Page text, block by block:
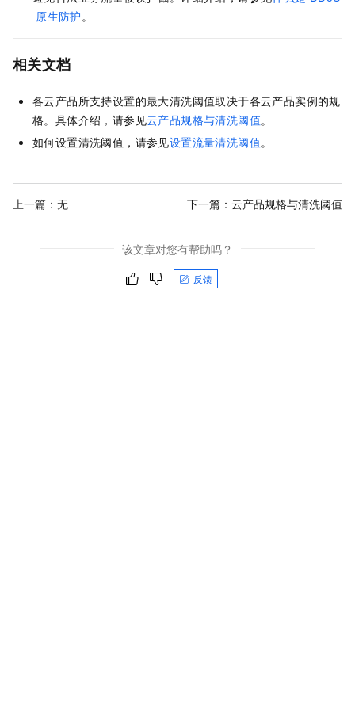
原生防护 。
相关文档
各云产品所支持设置的最大清洗阈值取决于各云产品实例的规
格。具体介绍，请参见云产品规格与清洗阈值。
如何设置清洗阈值，请参见设置流量清洗阈值。
上一篇：无 下一篇： 云产品规格与清洗阈值
该文章对您有帮助吗？
反馈